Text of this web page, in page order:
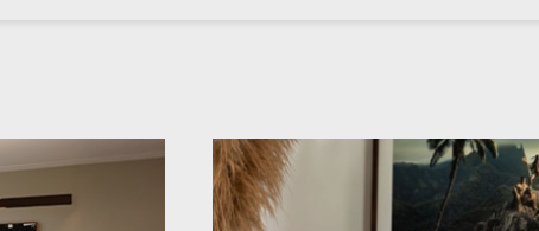
voor onze nieuwsbrief
mailadres